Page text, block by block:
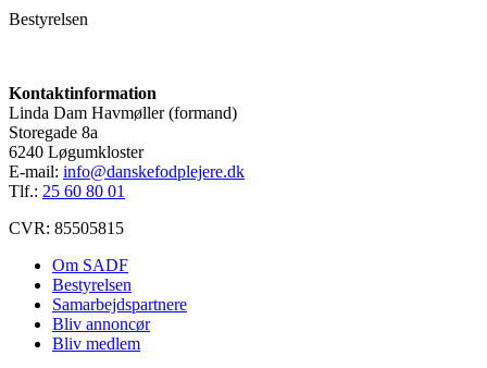
Bestyrelsen
Kontaktinformation
Linda Dam Havmøller (formand)
Storegade 8a
6240 Løgumkloster
E-mail: info@danskefodplejere.dk
Tlf.: 25 60 80 01
CVR: 85505815
Om SADF
Bestyrelsen
Samarbejdspartnere
Bliv annoncør
Bliv medlem